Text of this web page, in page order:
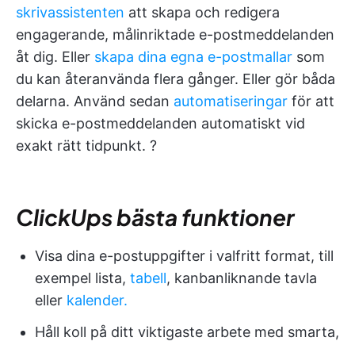
skrivassistenten att skapa och redigera
engagerande, målinriktade e-postmeddelanden
åt dig. Eller skapa dina egna e-postmallar som
du kan återanvända flera gånger. Eller gör båda
delarna. Använd sedan automatiseringar för att
skicka e-postmeddelanden automatiskt vid
exakt rätt tidpunkt. ?
ClickUps bästa funktioner
Visa dina e-postuppgifter i valfritt format, till
exempel lista, tabell, kanbanliknande tavla
eller kalender.
Håll koll på ditt viktigaste arbete med smarta,